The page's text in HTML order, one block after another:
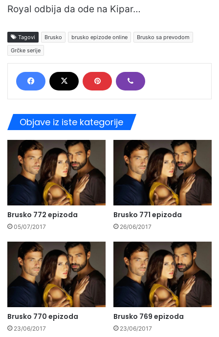
Royal odbija da ode na Kipar…
Tagovi Brusko brusko epizode online
Brusko sa prevodom
Grčke serije
Objave iz iste kategorije
Brusko 772 epizoda
05/07/2017
Brusko 771 epizoda
26/06/2017
Brusko 770 epizoda
23/06/2017
Brusko 769 epizoda
23/06/2017